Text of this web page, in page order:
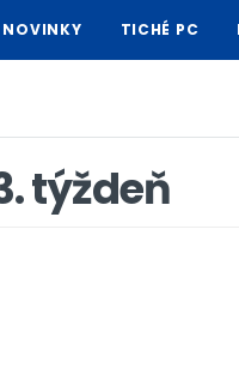
NOVINKY TICHÉ PC
týždeň